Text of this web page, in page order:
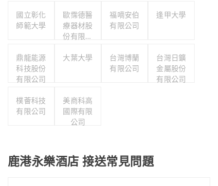
國立彰化
師範大學
歐霈德醫
療器材股
份有限公
福嘀安伯
有限公司
逢甲大學
鼎龍能源
科技股份
有限公司
大葉大學
台灣博蘭
有限公司
台灣日鑛
金屬股份
有限公司
樸薈科技
有限公司
美商科高
國際有限
公司
鹿港永樂酒店 接送常見問題